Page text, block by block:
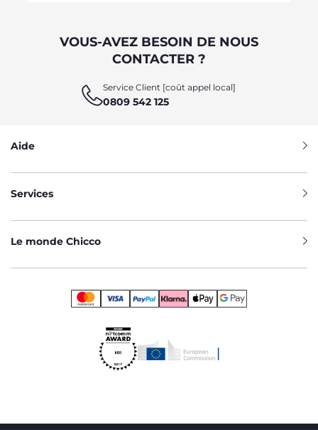
VOUS-AVEZ BESOIN DE NOUS
CONTACTER ?
Service Client [coût appel local]
0809 542 125
Aide
Services
Le monde Chicco